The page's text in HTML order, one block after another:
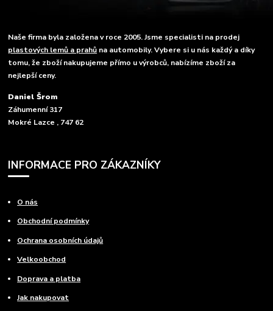
Naše firma byla založena v roce 2005. Jsme specialisti na prodej
plastových lemů a prahů na automobily. Vybere si u nás každý a díky
tomu, že zboží nakupujeme přímo u výrobců, nabízíme zboží za
nejlepší ceny.
Daniel Šrom
Záhumenní 317
Mokré Lazce , 747 62
INFORMACE PRO ZÁKAZNÍKY
O nás
Obchodní podmínky
Ochrana osobních údajů
Velkoobchod
Doprava a platba
Jak nakupovat